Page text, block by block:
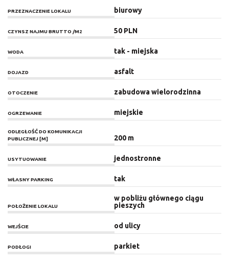
PRZEZNACZENIE LOKALU biurowy
CZYNSZ NAJMU BRUTTO /M2 50 PLN
WODA tak - miejska
DOJAZD asfalt
OTOCZENIE zabudowa wielorodzinna
OGRZEWANIE miejskie
ODLEGŁOŚĆ DO KOMUNIKACJI
PUBLICZNEJ [M]
200 m
USYTUOWANIE jednostronne
WŁASNY PARKING tak
POŁOŻENIE LOKALU
w pobliżu głównego ciągu
pieszych
WEJŚCIE od ulicy
PODŁOGI parkiet